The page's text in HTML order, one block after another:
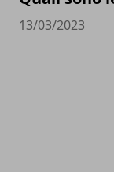
13/03/2023